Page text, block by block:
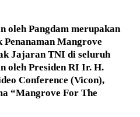
oleh Pangdam merupakan
Penanaman Mangrove
Jajaran TNI di seluruh
oleh Presiden RI Ir. H.
Conference (Vicon),
“Mangrove For The